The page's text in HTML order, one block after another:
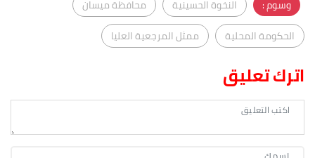
وسوم :
النخوة الحسينية
محافظة ميسان
الحكومة المحلية
ممثل المرجعية العليا
اترك تعليق